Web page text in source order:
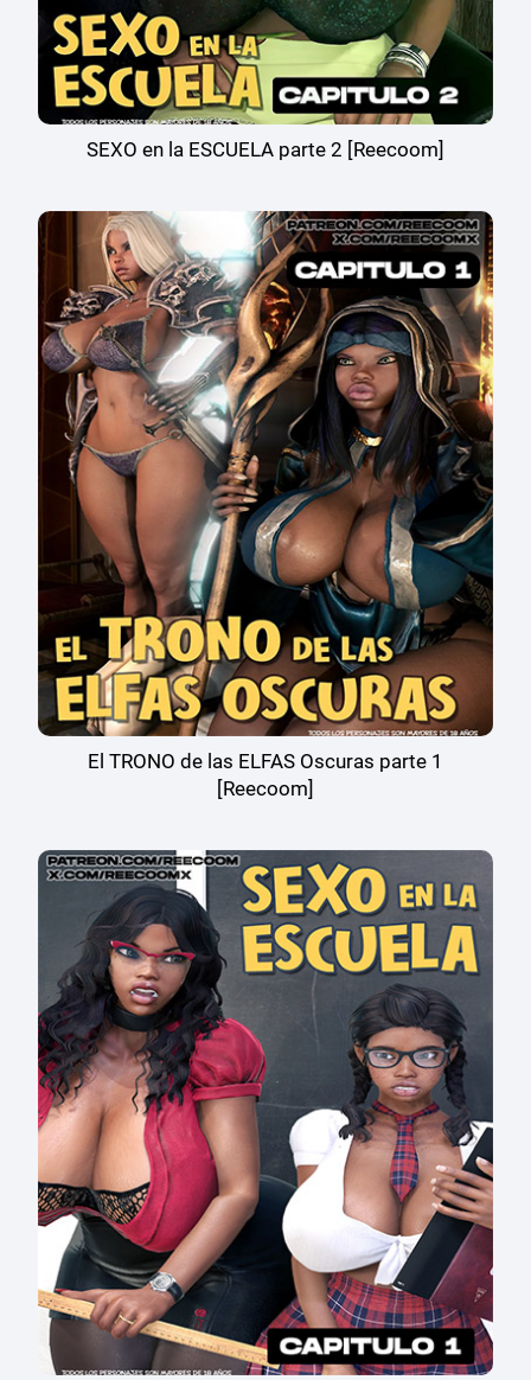
SEXO en la ESCUELA parte 2 [Reecoom]
El TRONO de las ELFAS Oscuras parte 1
[Reecoom]